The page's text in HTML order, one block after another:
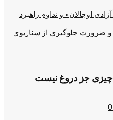
آزادی اوجالان» و تداوم راهبرد
و ضرورت جلوگیری از سناریوی
جز دروغ نیست
0